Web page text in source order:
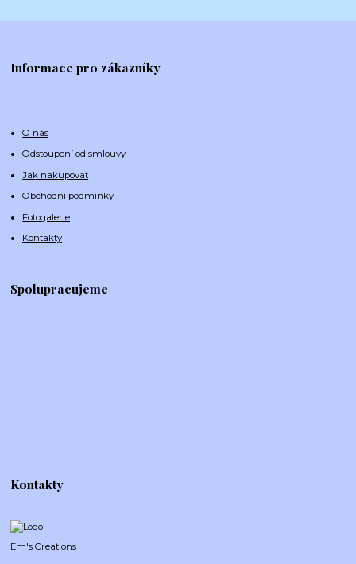
Informace pro zákazníky
O nás
Odstoupení od smlouvy
Jak nakupovat
Obchodní podmínky
Fotogalerie
Kontakty
Spolupracujeme
Kontakty
Em's Creations